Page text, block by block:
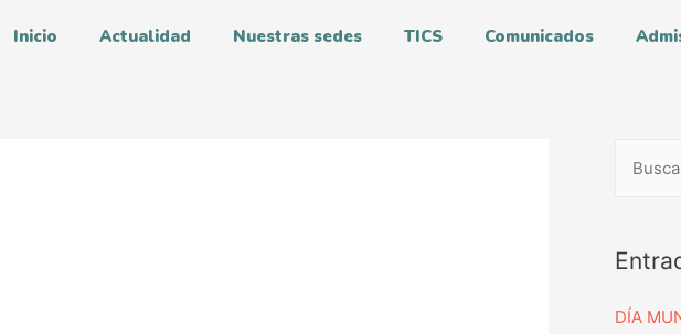
Inicio Actualidad Nuestras sedes TICS Comunicados
DÍA